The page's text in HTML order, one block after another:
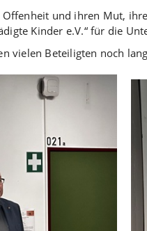
und ihren Mut,
Kinder e.V.“ für die
vielen Beteiligten noch